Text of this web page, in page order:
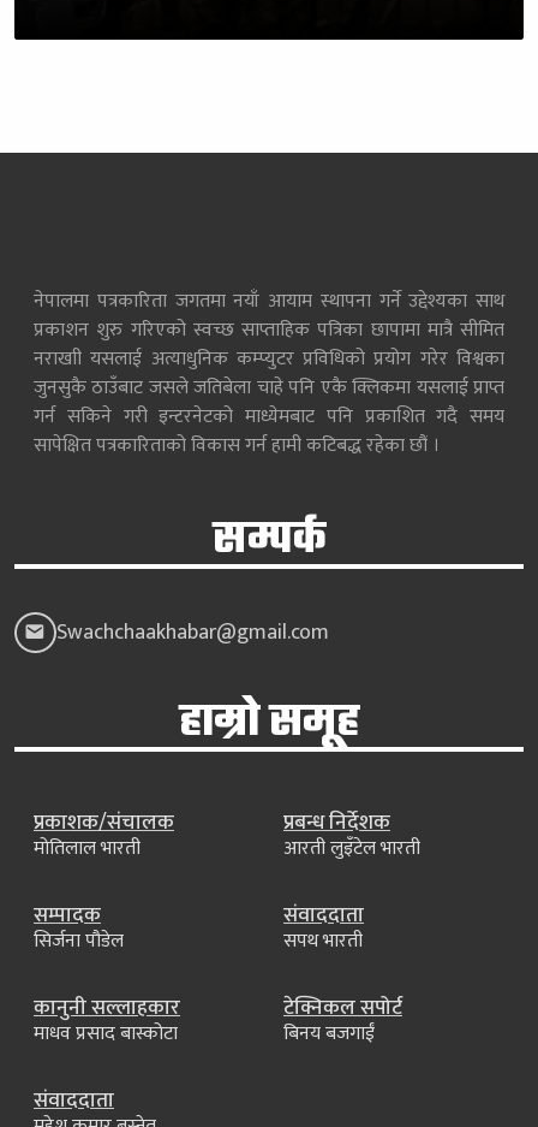
नेपालमा पत्रकारिता जगतमा नयाँ आयाम स्थापना गर्ने उद्देश्यका साथ
प्रकाशन शुरु गरिएको स्वच्छ साप्ताहिक पत्रिका छापामा मात्रै सीमित
नराखाी यसलाई अत्याधुनिक कम्प्युटर प्रविधिको प्रयोग गरेर विश्वका
जुनसुकै ठाउँबाट जसले जतिबेला चाहे पनि एकै क्लिकमा यसलाई प्राप्त
गर्न सकिने गरी इन्टरनेटको माध्येमबाट पनि प्रकाशित गदै समय
सापेक्षित पत्रकारिताको विकास गर्न हामी कटिबद्ध रहेका छौं ।
सम्पर्क
Swachchaakhabar@gmail.com
हाम्रो समूह
प्रकाशक/संचालक
मोतिलाल भारती
प्रबन्ध निर्देशक
आरती लुइँटेल भारती
सम्पादक
सिर्जना पौडेल
संवाददाता
सपथ भारती
कानुनी सल्लाहकार
माधव प्रसाद बास्कोटा
टेक्निकल सपोर्ट
बिनय बजगाईं
संवाददाता